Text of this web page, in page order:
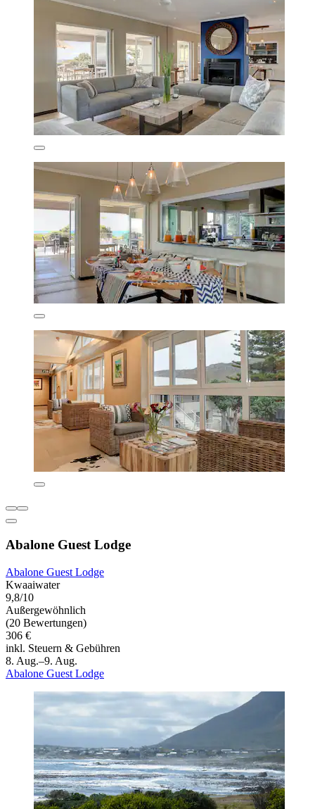
Abalone Guest Lodge
Abalone Guest Lodge
Kwaaiwater
9,8/10
Außergewöhnlich
(20 Bewertungen)
306 €
inkl. Steuern & Gebühren
8. Aug.–9. Aug.
Abalone Guest Lodge